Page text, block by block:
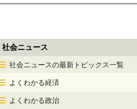
社会ニュース
社会ニュースの最新トピックス一覧
よくわかる経済
よくわかる政治